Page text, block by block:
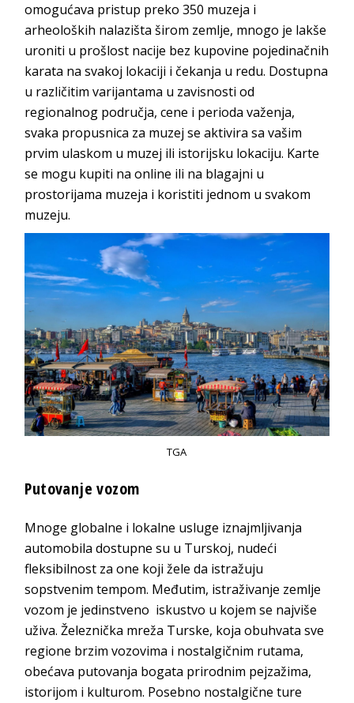
omogućava pristup preko 350 muzeja i
arheoloških nalazišta širom zemlje, mnogo je lakše
uroniti u prošlost nacije bez kupovine pojedinačnih
karata na svakoj lokaciji i čekanja u redu. Dostupna
u različitim varijantama u zavisnosti od
regionalnog područja, cene i perioda važenja,
svaka propusnica za muzej se aktivira sa vašim
prvim ulaskom u muzej ili istorijsku lokaciju. Karte
se mogu kupiti na online ili na blagajni u
prostorijama muzeja i koristiti jednom u svakom
muzeju.
TGA
Putovanje vozom
Mnoge globalne i lokalne usluge iznajmljivanja
automobila dostupne su u Turskoj, nudeći
fleksibilnost za one koji žele da istražuju
sopstvenim tempom. Međutim, istraživanje zemlje
vozom je jedinstveno iskustvo u kojem se najviše
uživa. Železnička mreža Turske, koja obuhvata sve
regione brzim vozovima i nostalgičnim rutama,
obećava putovanja bogata prirodnim pejzažima,
istorijom i kulturom. Posebno nostalgične ture